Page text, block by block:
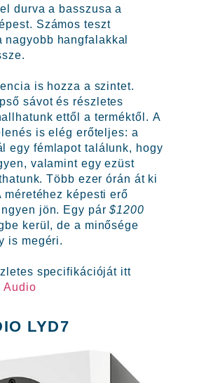
durva a basszusa a
Számos teszt
nagyobb hangfalakkal
is hozza a szintet.
sávot és részletes
ettől a terméktől. A
is elég erőteljes: a
egy fémlapot találunk, hogy
valamint egy ezüst
Több ezer órán át ki
méretéhez képesti erő
jön. Egy pár$1200
kerül, de a minősége
is megéri.
specifikációját itt
Audio
LYD7